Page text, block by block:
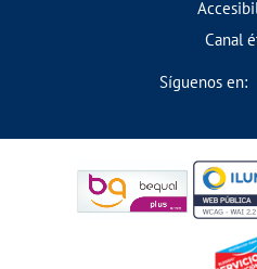
Canal
Síguenos en: